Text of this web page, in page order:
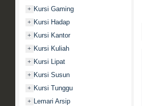
+ Kursi Gaming
+ Kursi Hadap
+ Kursi Kantor
+ Kursi Kuliah
+ Kursi Lipat
+ Kursi Susun
+ Kursi Tunggu
+ Lemari Arsip